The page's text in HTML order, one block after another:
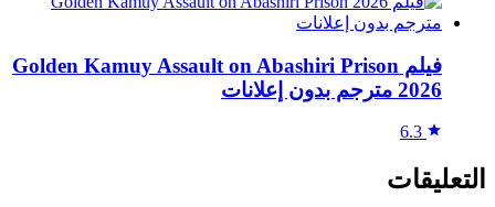
فيلم Golden Kamuy Assault on Abashiri Prison
2026 مترجم بدون إعلانات
6.3
التعليقات